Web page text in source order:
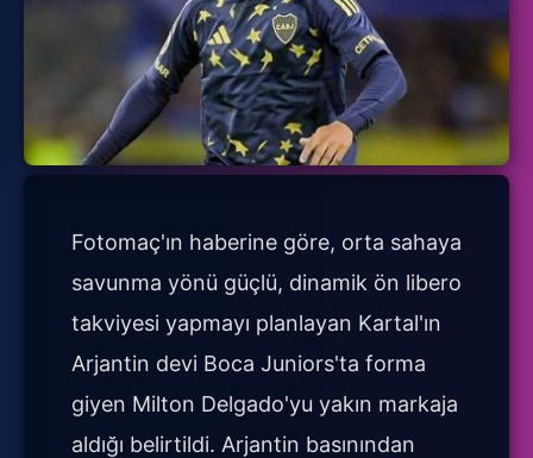
Fotomaç'ın haberine göre, orta sahaya
savunma yönü güçlü, dinamik ön libero
takviyesi yapmayı planlayan Kartal'ın
Arjantin devi Boca Juniors'ta forma
giyen Milton Delgado'yu yakın markaja
aldığı belirtildi. Arjantin basınından